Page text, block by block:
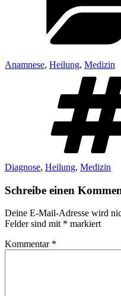
Anamnese, Heilung, Medizin
Diagnose, Heilung, Medizin
Schreibe einen
Deine E-Mail-Adresse wird
Felder sind mit * markiert
Kommentar *